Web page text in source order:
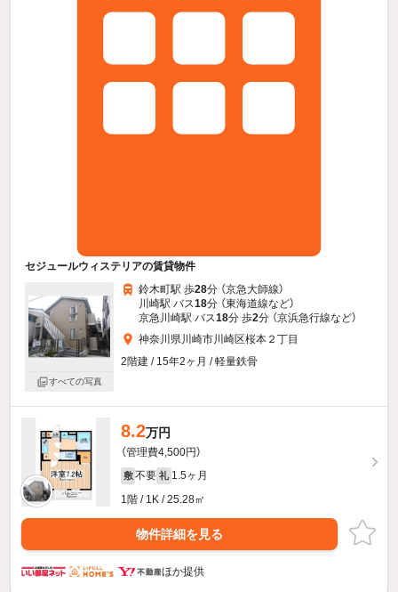
セジュールウィステリアの賃貸物件
すべての写真
鈴木町駅 歩28分 （京急大師線）
川崎駅 バス18分 （東海道線など）
京急川崎駅 バス18分 歩2分 （京浜急行線など）
神奈川県川崎市川崎区桜本２丁目
2階建 / 15年2ヶ月 / 軽量鉄骨
8.2万円
（管理費4,500円）
敷 不要 礼 1.5ヶ月
1階 / 1K / 25.28㎡
物件詳細を見る
ほか提供